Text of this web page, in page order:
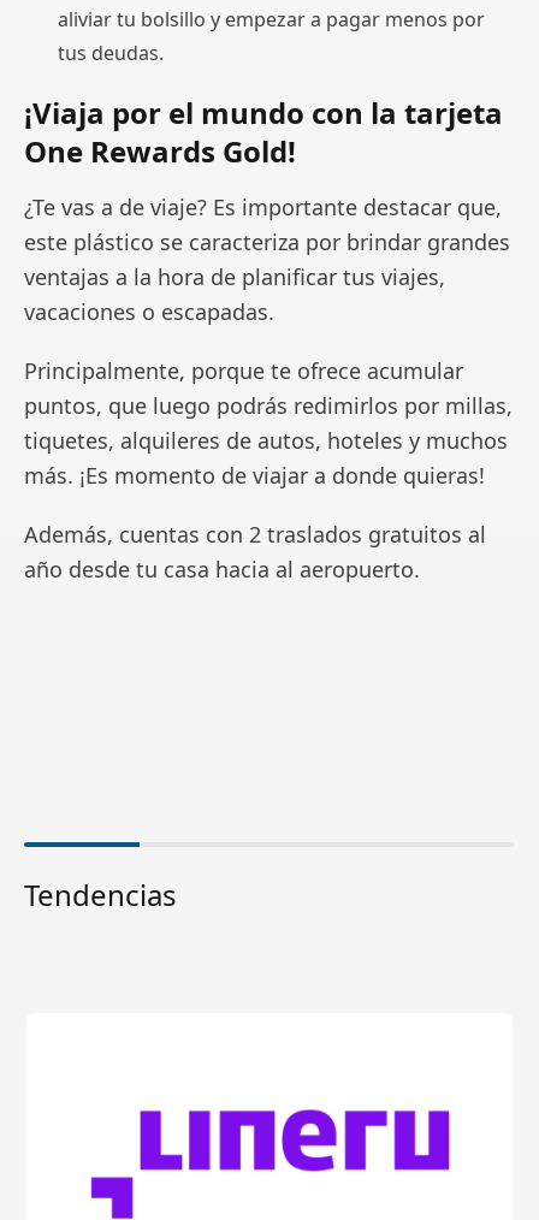
aliviar tu bolsillo y empezar a pagar menos por
tus deudas.
¡Viaja por el mundo con la tarjeta
One Rewards Gold!
¿Te vas a de viaje? Es importante destacar que,
este plástico se caracteriza por brindar grandes
ventajas a la hora de planificar tus viajes,
vacaciones o escapadas.
Principalmente, porque te ofrece acumular
puntos, que luego podrás redimirlos por millas,
tiquetes, alquileres de autos, hoteles y muchos
más. ¡Es momento de viajar a donde quieras!
Además, cuentas con 2 traslados gratuitos al
año desde tu casa hacia al aeropuerto.
Tendencias